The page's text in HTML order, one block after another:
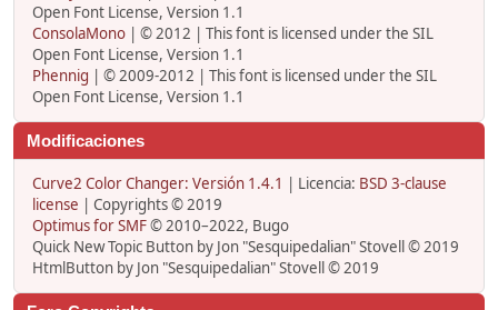
Open Font License, Version 1.1
ConsolaMono | © 2012 | This font is licensed under the SIL
Open Font License, Version 1.1
Phennig | © 2009-2012 | This font is licensed under the SIL
Open Font License, Version 1.1
Modificaciones
Curve2 Color Changer: Versión 1.4.1 | Licencia: BSD 3-clause
license | Copyrights © 2019
Optimus for SMF© 2010–2022, Bugo
Quick New Topic Button by Jon "Sesquipedalian" Stovell © 2019
HtmlButton by Jon "Sesquipedalian" Stovell © 2019